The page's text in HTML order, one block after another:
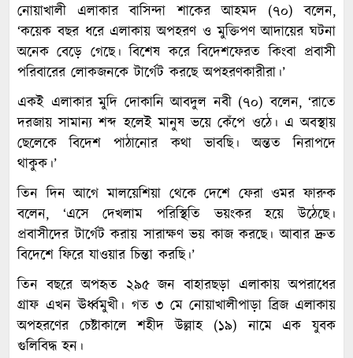
নোয়াখালী এলাকার বাসিন্দা শাকের আহমদ (৭০) বলেন,
‘কয়েক বছর ধরে এলাকায় অপহরণ ও মুক্তিপণ আদায়ের ঘটনা
অনেক বেড়ে গেছে। বিশেষ করে বিদেশফেরত কিংবা প্রবাসী
পরিবারের লোকজনকে টার্গেট করছে অপহরণকারীরা।’
একই এলাকার মুদি দোকানি আবদুল নবী (৭০) বলেন, ‘রাতে
দরজায় সামান্য শব্দ হলেই মানুষ ভয়ে কেঁপে ওঠে। এ অবস্থায়
ছেলেকে বিদেশ পাঠানোর কথা ভাবছি। অন্তত নিরাপদে
থাকুক।’
তিন দিন আগে মালয়েশিয়া থেকে দেশে ফেরা ওমর ফারুক
বলেন, ‘এসে দেখলাম পরিস্থিতি ভয়ংকর হয়ে উঠেছে।
প্রবাসীদের টার্গেট করায় সারাক্ষণ ভয় কাজ করছে। আবার দ্রুত
বিদেশে ফিরে যাওয়ার চিন্তা করছি।’
তিন বছরে অপহৃত ২৯৫ জন বাহারছড়া এলাকায় অপরাধের
গ্রাফ এখন ঊর্ধ্বমুখী। গত ৩ মে নোয়াখালীপাড়া ব্রিজ এলাকায়
অপহরণের চেষ্টাকালে শহীদ উল্লাহ (১৯) নামে এক যুবক
গুলিবিদ্ধ হন।